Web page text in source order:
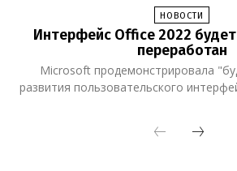
НОВОСТИ
Интерфейс Office 2022
переработан
Microsoft продемонстрировала